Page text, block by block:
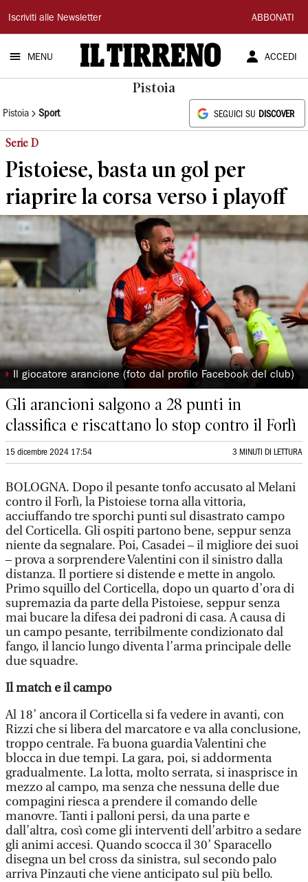
Il
Tirreno
Iscriviti alle Newsletter ABBONATI
MENU ACCEDI
Pistoia
Pistoia Sport SEGUICI SU DISCOVER
Serie D
Pistoiese, basta un gol per
riaprire la corsa verso i playoff
◗ Il giocatore arancione (foto dal profilo Facebook del club)
Gli arancioni salgono a 28 punti in
classifica e riscattano lo stop contro il Forlì
15 dicembre 2024 17:54 3 MINUTI DI LETTURA
BOLOGNA. Dopo il pesante tonfo accusato al Melani
contro il Forlì, la Pistoiese torna alla vittoria,
acciuffando tre sporchi punti sul disastrato campo
del Corticella. Gli ospiti partono bene, seppur senza
niente da segnalare. Poi, Casadei – il migliore dei suoi
– prova a sorprendere Valentini con il sinistro dalla
distanza. Il portiere si distende e mette in angolo.
Primo squillo del Corticella, dopo un quarto d’ora di
supremazia da parte della Pistoiese, seppur senza
mai bucare la difesa dei padroni di casa. A causa di
un campo pesante, terribilmente condizionato dal
fango, il lancio lungo diventa l’arma principale delle
due squadre.
Il match e il campo
Al 18’ ancora il Corticella si fa vedere in avanti, con
Rizzi che si libera del marcatore e va alla conclusione,
troppo centrale. Fa buona guardia Valentini che
blocca in due tempi. La gara, poi, si addormenta
gradualmente. La lotta, molto serrata, si inasprisce in
mezzo al campo, ma senza che nessuna delle due
compagini riesca a prendere il comando delle
manovre. Tanti i palloni persi, da una parte e
dall’altra, così come gli interventi dell’arbitro a sedare
gli animi accesi. Quando scocca il 30’ Sparacello
disegna un bel cross da sinistra, sul secondo palo
arriva Pinzauti che viene anticipato sul più bello.